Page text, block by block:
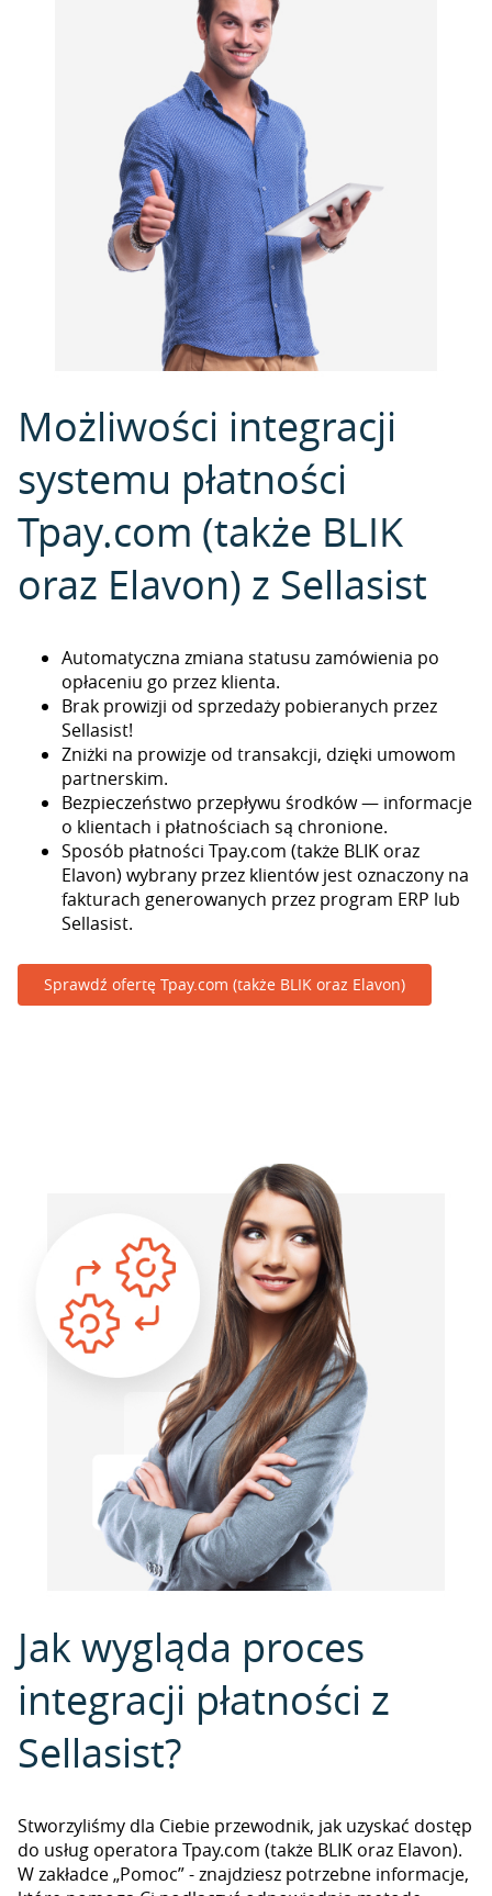
Możliwości integracji
systemu płatności
Tpay.com (także BLIK
oraz Elavon) z Sellasist
Automatyczna zmiana statusu zamówienia po
opłaceniu go przez klienta.
Brak prowizji od sprzedaży pobieranych przez
Sellasist!
Zniżki na prowizje od transakcji, dzięki umowom
partnerskim.
Bezpieczeństwo przepływu środków — informacje
o klientach i płatnościach są chronione.
Sposób płatności Tpay.com (także BLIK oraz
Elavon) wybrany przez klientów jest oznaczony na
fakturach generowanych przez program ERP lub
Sellasist.
Sprawdź ofertę Tpay.com (także BLIK oraz Elavon)
Jak wygląda proces
integracji płatności z
Sellasist?
Stworzyliśmy dla Ciebie przewodnik, jak uzyskać dostęp
do usług operatora Tpay.com (także BLIK oraz Elavon).
W zakładce „Pomoc” - znajdziesz potrzebne informacje,